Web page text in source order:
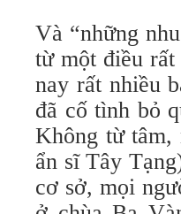
Và “những
từ một điều
nay rất nhiều
đã cố tình bỏ
Không từ tâm,
ẩn sĩ Tây
cơ sở, mọi